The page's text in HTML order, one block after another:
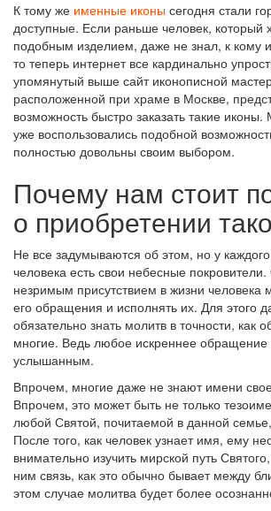
К тому же именные иконы сегодня стали
доступные. Если раньше человек, который
подобным изделием, даже не знал, к кому
то теперь интернет все кардинально
упомянутый выше сайт иконописной
расположенной при храме в Москве,
возможность быстро заказать такие
уже воспользовались подобной
полностью довольны своим выбором.
Почему нам стоит
о приобретении
Не все задумываются об этом, но у
человека есть свои небесные
незримым присутствием в жизни человека
его обращения и исполнять их. Для этого
обязательно знать молитв в точности, как
многие. Ведь любое искреннее обращение
услышанным.
Впрочем, многие даже не знают имени
Впрочем, это может быть не только
любой Святой, почитаемой в данной
После того, как человек узнает имя, ему
внимательно изучить мирской путь
ним связь, как это обычно бывает между
этом случае молитва будет более